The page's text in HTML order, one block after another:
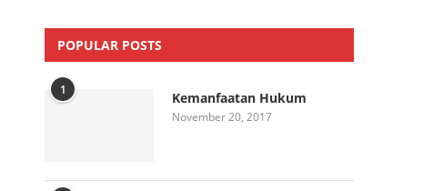
POPULAR POSTS
1 Kemanfaatan Hukum
November 20, 2017